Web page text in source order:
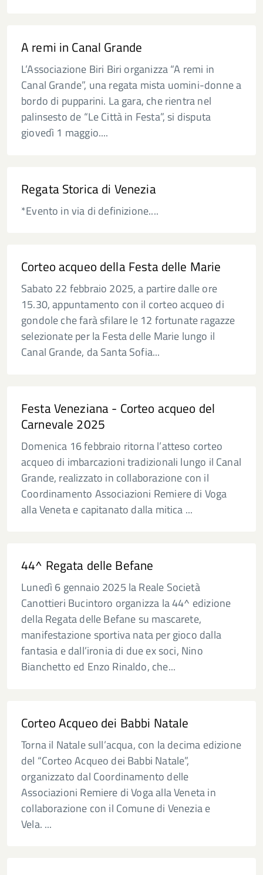
A remi in Canal Grande
L’Associazione Biri Biri organizza “A remi in
Canal Grande”, una regata mista uomini-donne a
bordo di pupparini. La gara, che rientra nel
palinsesto de “Le Città in Festa”, si disputa
giovedì 1 maggio....
Regata Storica di Venezia
*Evento in via di definizione....
Corteo acqueo della Festa delle Marie
Sabato 22 febbraio 2025, a partire dalle ore
15.30, appuntamento con il corteo acqueo di
gondole che farà sfilare le 12 fortunate ragazze
selezionate per la Festa delle Marie lungo il
Canal Grande, da Santa Sofia...
Festa Veneziana - Corteo acqueo del
Carnevale 2025
Domenica 16 febbraio ritorna l’atteso corteo
acqueo di imbarcazioni tradizionali lungo il Canal
Grande, realizzato in collaborazione con il
Coordinamento Associazioni Remiere di Voga
alla Veneta e capitanato dalla mitica ...
44^ Regata delle Befane
Lunedì 6 gennaio 2025 la Reale Società
Canottieri Bucintoro organizza la 44^ edizione
della Regata delle Befane su mascarete,
manifestazione sportiva nata per gioco dalla
fantasia e dall’ironia di due ex soci, Nino
Bianchetto ed Enzo Rinaldo, che...
Corteo Acqueo dei Babbi Natale
Torna il Natale sull’acqua, con la decima edizione
del “Corteo Acqueo dei Babbi Natale”,
organizzato dal Coordinamento delle
Associazioni Remiere di Voga alla Veneta in
collaborazione con il Comune di Venezia e
Vela. ...